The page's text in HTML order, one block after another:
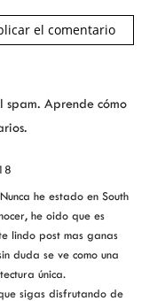
spam. Aprende cómo
he estado en South
he oido que es
lindo post mas ganas
duda se ve como una
única.
sigas disfrutando de